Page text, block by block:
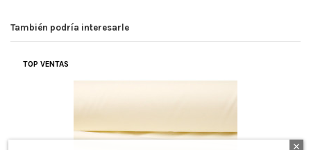
También podría interesarle
TOP VENTAS